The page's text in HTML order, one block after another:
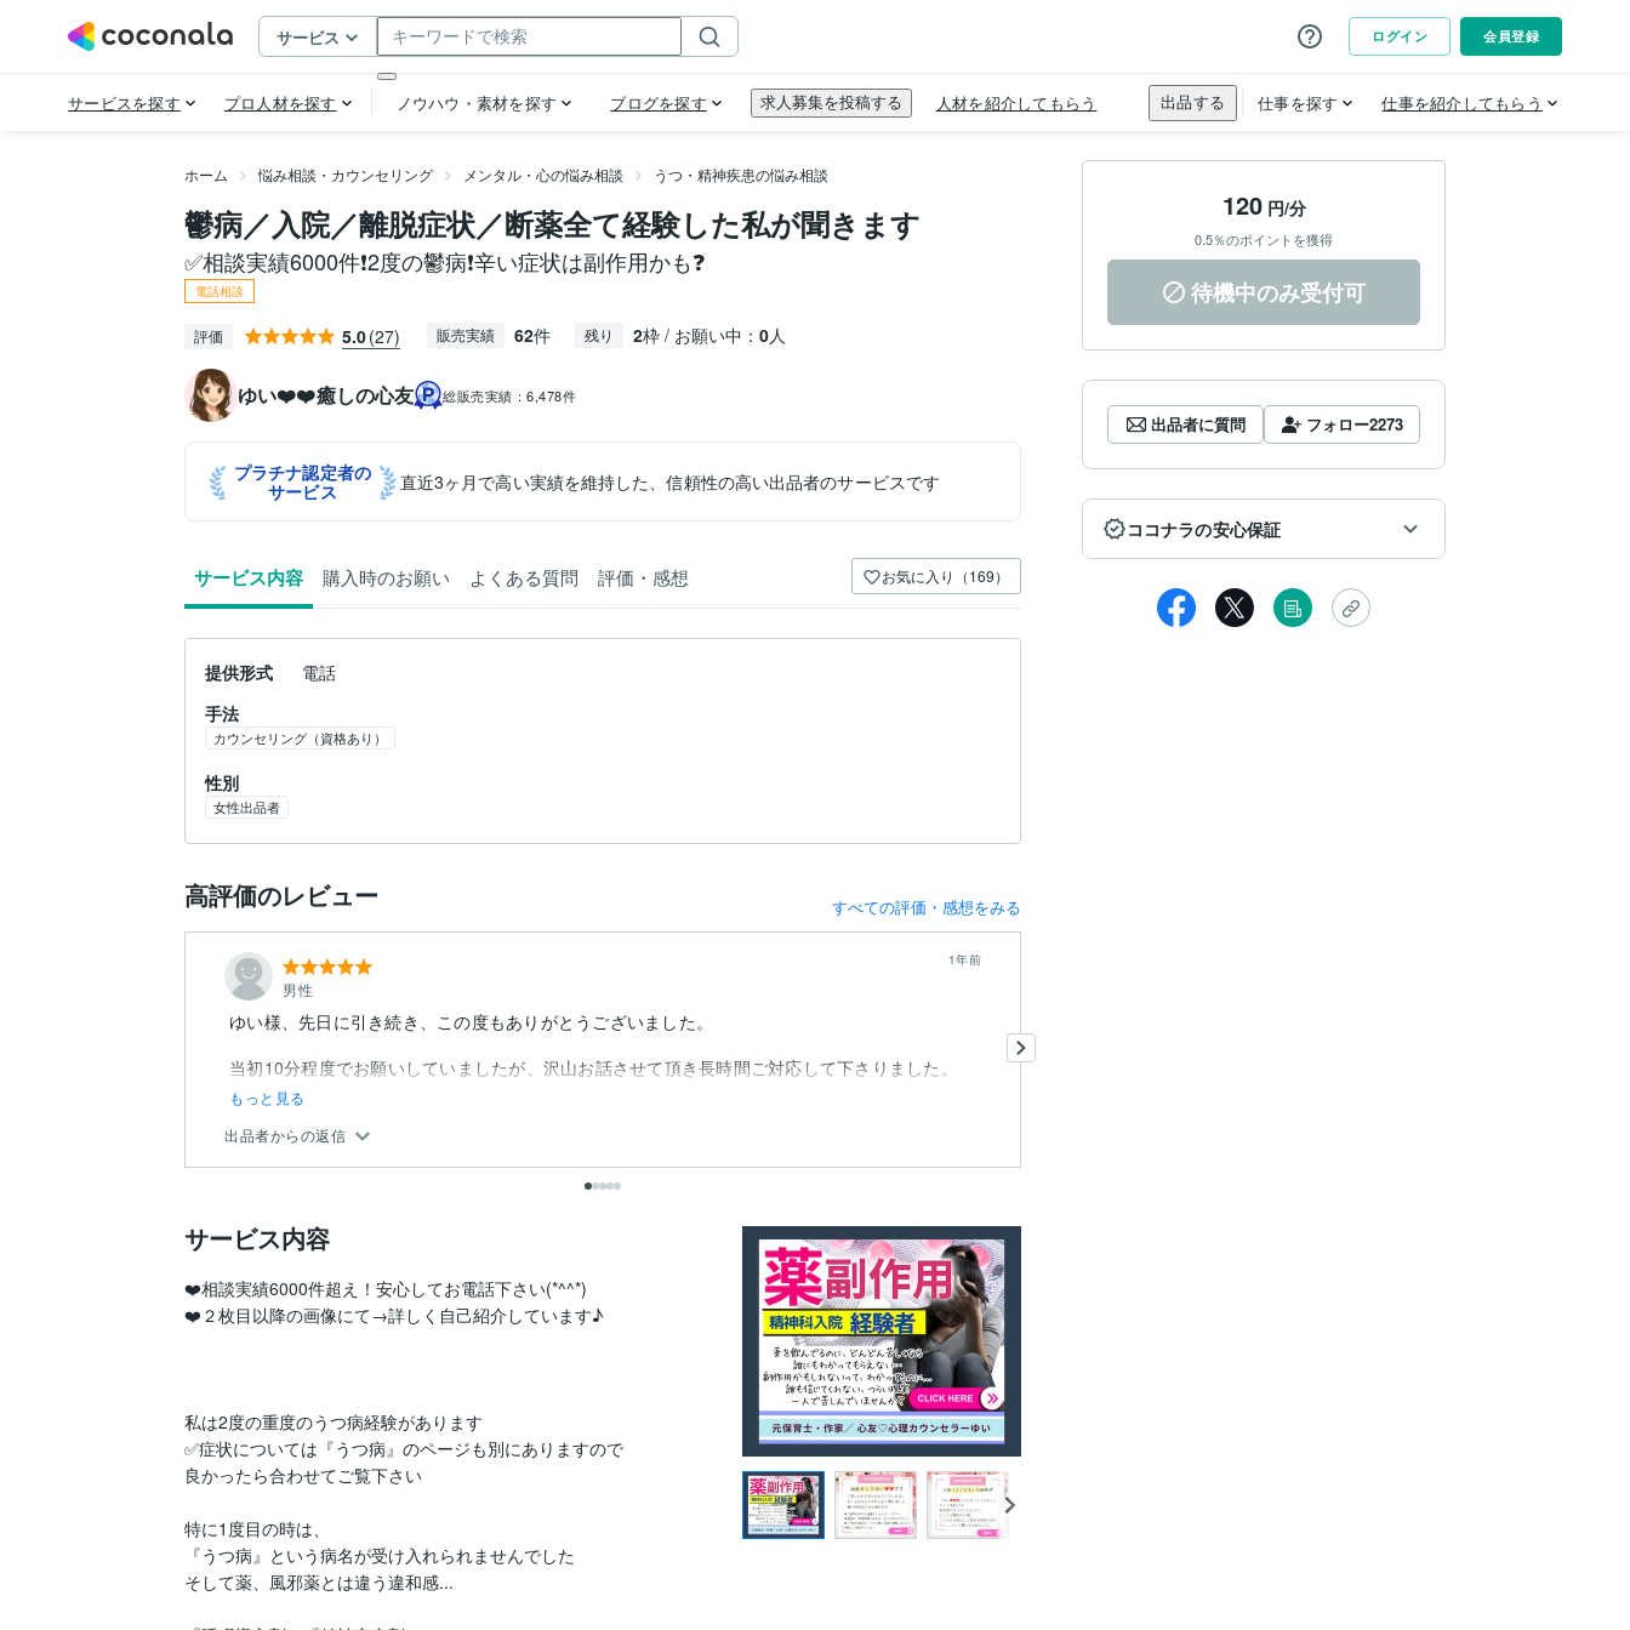
ホーム 悩み相談・カウンセリング メンタル・心の悩み相談 うつ・精神疾患の悩み相談
鬱病／入院／離脱症状／断薬全て経験した私が聞きます
✅相談実績6000件❗️2度の鬱病❗️辛い症状は副作用かも❓
電話相談
評価 5.0(27) 販売実績 62件 残り 2枠 / お願い中： 0人
ゆい❤️❤️癒しの心友 総販売実績：6,478件
プラチナ認定者の
サービス
直近3ヶ月で高い実績を維持した、信頼性の高い出品者のサービスです
サービス内容 購入時のお願い よくある質問 評価・感想 お気に入り（169）
提供形式
電話
手法
カウンセリング（資格あり）
性別
女性出品者
高評価のレビュー すべての評価・感想をみる
男性
1年前
ゆい様、先日に引き続き、この度もありがとうございました。
当初10分程度でお願いしていましたが、沢山お話させて頂き長時間ご対応して下さりました。
もっと見る
出品者からの返信
サービス内容
❤️相談実績6000件超え！安心してお電話下さい(*^^*)
❤️２枚目以降の画像にて→詳しく自己紹介しています♪
私は2度の重度のうつ病経験があります
✅症状については『うつ病』のページも別にありますので
良かったら合わせてご覧下さい
特に1度目の時は、
『うつ病』という病名が受け入れられませんでした
そして薬、風邪薬とは違う違和感...
120円/分
0.5％のポイントを獲得
待機中のみ受付可
出品者に質問 フォロー2273
ココナラの安心保証